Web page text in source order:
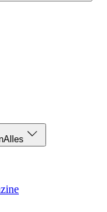
Alles